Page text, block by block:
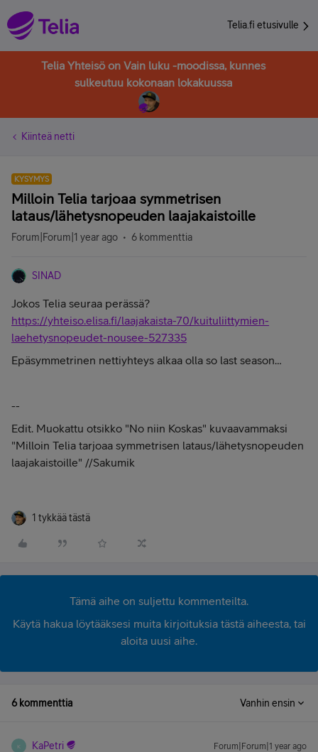
Telia.fi etusivulle
Telia Yhteisö on Vain luku -moodissa, kunnes
sulkeutuu kokonaan lokakuussa
Kiinteä netti
KYSYMYS
Milloin Telia tarjoaa symmetrisen
lataus/lähetysnopeuden laajakaistoille
Forum|Forum|1 year ago 6 kommenttia
SINAD
Jokos Telia seuraa perässä?
https://yhteiso.elisa.fi/laajakaista-70/kuituliittymien-
laehetysnopeudet-nousee-527335
Epäsymmetrinen nettiyhteys alkaa olla so last season…
--
Edit. Muokattu otsikko "No niin Koskas" kuvaavammaksi
"Milloin Telia tarjoaa symmetrisen lataus/lähetysnopeuden
laajakaistoille" //Sakumik
1 tykkää tästä
Tämä aihe on suljettu kommenteilta.
Käytä hakua löytääksesi muita kirjoituksia tästä aiheesta, tai
aloita uusi aihe.
6 kommenttia Vanhin ensin
K KaPetri Forum|Forum|1 year ago